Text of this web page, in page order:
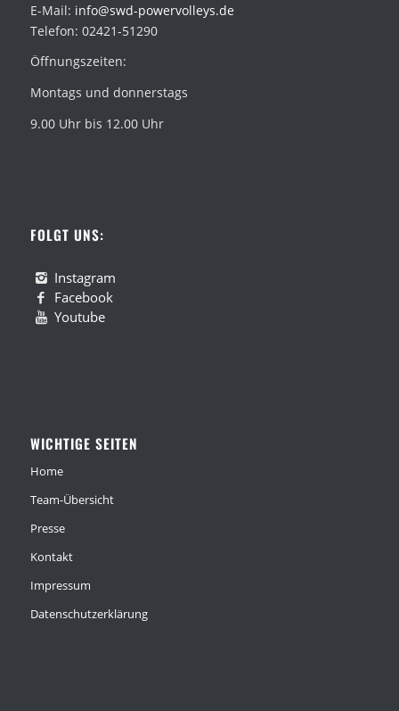
E-Mail: info@swd-powervolleys.de
Telefon: 02421-51290
Öffnungszeiten:
Montags und donnerstags
9.00 Uhr bis 12.00 Uhr
FOLGT UNS:
Instagram
Facebook
Youtube
WICHTIGE SEITEN
Home
Team-Übersicht
Presse
Kontakt
Impressum
Datenschutzerklärung